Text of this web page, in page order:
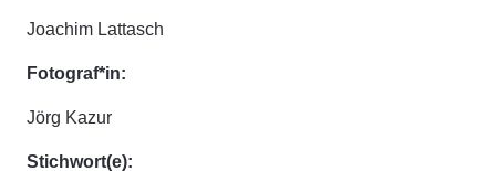
Joachim Lattasch
Fotograf*in:
Jörg Kazur
Stichwort(e):